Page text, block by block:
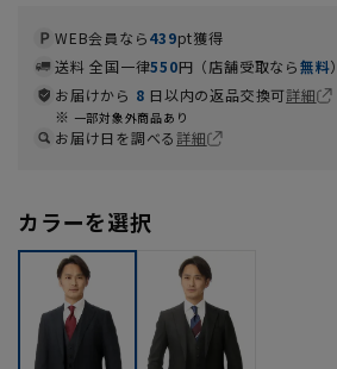
WEB会員なら439pt獲得
送料 全国一律550円（店舗受取なら無料）
お届けから 8 日以内の返品交換可詳細
一部対象外商品あり
お届け日を調べる詳細
カラーを選択